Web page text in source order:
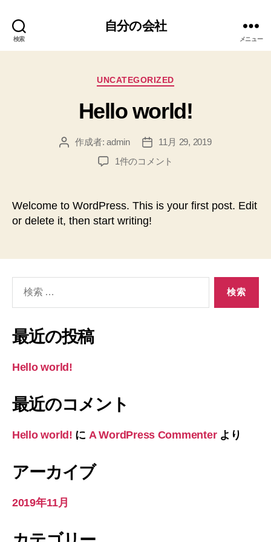
検索
自分の会社
メニュー
カ
ゴ
リ
UNCATEGORIZED
Hello world!
投
作成者:admin
投
稿
11月 29, 2019
Hello
1件のコメント
Welcome to WordPress. This is your first post. Edit
or delete it, then start writing!
象:
最近の投稿
Hello world!
最近のコメント
Hello world! に A WordPress Commenterより
アーカイブ
2019年11月